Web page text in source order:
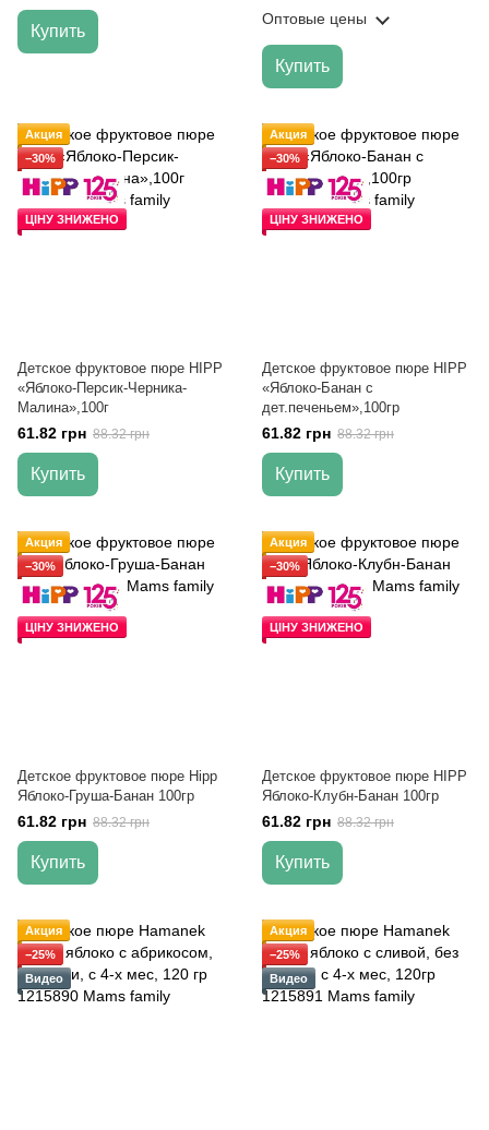
Купить
Оптовые цены
Купить
Акция
−30%
ЦІНУ ЗНИЖЕНО
Детское фруктовое пюре HIPP
«Яблоко-Персик-Черника-
Малина»,100г
61.82 грн 88.32 грн
Купить
Акция
−30%
ЦІНУ ЗНИЖЕНО
Детское фруктовое пюре HIPP
«Яблоко-Банан с
дет.печеньем»,100гр
61.82 грн 88.32 грн
Купить
Акция
−30%
ЦІНУ ЗНИЖЕНО
Детское фруктовое пюре Hipp
Яблоко-Груша-Банан 100гр
61.82 грн 88.32 грн
Купить
Акция
−30%
ЦІНУ ЗНИЖЕНО
Детское фруктовое пюре HIPP
Яблоко-Клубн-Банан 100гр
61.82 грн 88.32 грн
Купить
Акция
−25%
Видео
Акция
−25%
Видео